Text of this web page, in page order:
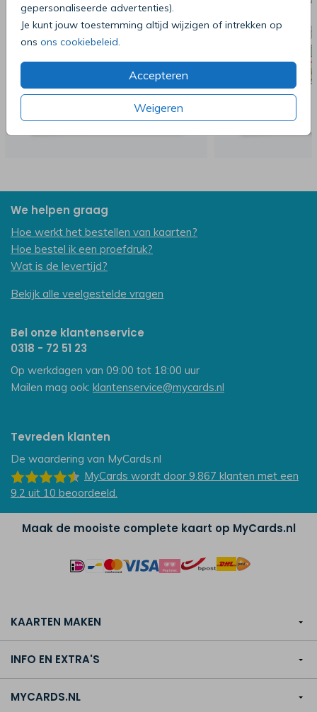
gepersonaliseerde advertenties).
Je kunt jouw toestemming altijd wijzigen of intrekken op
ons ons cookiebeleid
Accepteren
Weigeren
We helpen graag
Hoe werkt het bestellen van kaarten?
Hoe bestel ik een proefdruk?
Wat is de levertijd?
Bekijk alle veelgestelde vragen
Bel onze klantenservice
0318 - 72 51 23
Op werkdagen van 09:00 tot 18:00 uur
Mailen mag ook: klantenservice@mycards.nl
Tevreden klanten
De waardering van MyCards.nl
MyCards wordt door 9.867 klanten met een
9.2 uit 10 beoordeeld.
Maak de mooiste complete kaart op MyCards.nl
KAARTEN MAKEN
INFO EN EXTRA'S
MYCARDS.NL